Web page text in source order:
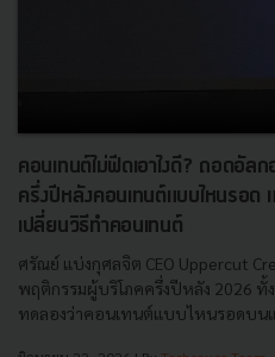
คอนเทนต์ไม่ฟีดเอาไงดี? ถอดอั
ครึ่งปีหลังคอนเทนต์แบบไหนรอ
เปลี่ยนวิธีทำคอนเทนต์
ศรัณย์ แบ่งกุศลจิต CEO Uppercut
พฤติกรรมผู้บริโภคครึ่งปีหลัง 2026 ทั้
ทดลองว่าคอนเทนต์แบบไหนรอดบน